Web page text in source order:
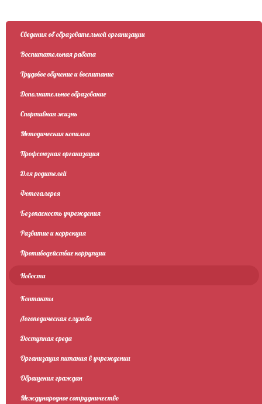
Сведения об образовательной организации
Воспитательная работа
Трудовое обучение и воспитание
Дополнительное образование
Спортивная жизнь
Методическая копилка
Профсоюзная организация
Для родителей
Фотогалерея
Безопасность учреждения
Развитие и коррекция
Противодействие коррупции
Новости
Контакты
Логопедическая служба
Доступная среда
Организация питания в учреждении
Обращения граждан
Международное сотрудничество